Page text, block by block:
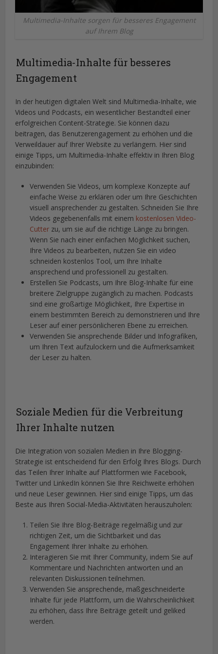
Multimedia-Inhalte sorgen für besseres Engagement
auf Ihrem Blog
Multimedia-Inhalte für besseres
Engagement
In der heutigen digitalen Welt sind Multimedia-Inhalte, wie
Videos und Podcasts, ein wesentlicher Bestandteil einer
erfolgreichen Content-Strategie. Sie können dazu
beitragen, das Benutzerengagement zu erhöhen und die
Verweildauer auf Ihrer Website zu verlängern. Hier sind
einige Tipps, um Multimedia-Inhalte effektiv in Ihren Blog
einzubinden:
Verwenden Sie Videos, um komplexe Konzepte auf
einfache Weise zu erklären oder um Ihre Geschichten
visuell ansprechender zu gestalten. Schneiden Sie Ihre
Videos gegebenenfalls mit einem kostenlosen Video-
Cutter zu, um sie auf die richtige Länge zu bringen.
Wenn Sie nach einer einfachen Möglichkeit suchen,
Ihre Videos zu bearbeiten, nutzen Sie ein video
schneiden kostenlos Tool, um Ihre Inhalte
ansprechend und professionell zu gestalten.
Erstellen Sie Podcasts, um Ihre Blog-Inhalte für eine
breitere Zielgruppe zugänglich zu machen. Podcasts
sind eine großartige Möglichkeit, Ihre Expertise in
einem bestimmten Bereich zu demonstrieren und Ihre
Leser auf einer persönlicheren Ebene zu erreichen.
Verwenden Sie ansprechende Bilder und Infografiken,
um Ihren Text aufzulockern und die Aufmerksamkeit
der Leser zu halten.
Soziale Medien für die Verbreitung
Ihrer Inhalte nutzen
Die Integration von sozialen Medien in Ihre Blogging-
Strategie ist entscheidend für den Erfolg Ihres Blogs. Durch
das Teilen Ihrer Inhalte auf Plattformen wie Facebook,
Twitter und LinkedIn können Sie Ihre Reichweite erhöhen
und neue Leser gewinnen. Hier sind einige Tipps, um das
Beste aus Ihren Social-Media-Aktivitäten herauszuholen:
Teilen Sie Ihre Blog-Beiträge regelmäßig und zur
richtigen Zeit, um die Sichtbarkeit und das
Engagement Ihrer Inhalte zu erhöhen.
Interagieren Sie mit Ihrer Community, indem Sie auf
Kommentare und Nachrichten antworten und an
relevanten Diskussionen teilnehmen.
Verwenden Sie ansprechende, maßgeschneiderte
Inhalte für jede Plattform, um die Wahrscheinlichkeit
zu erhöhen, dass Ihre Beiträge geteilt und geliked
werden.